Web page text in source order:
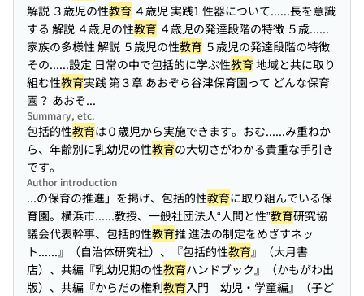
解説 ３歳児の性教育 ４歳児 実践1 性器について......長を意識
する 解説 ４歳児の性教育 ４歳児の発達段階の特徴 ５歳......
家族の多様性 解説 ５歳児の性教育 ５歳児の発達段階の特徴
その......設定 日常の中で包括的に学ぶ性教育地域と共に取り
組む性教育実践 第３章 あおぞら谷津保育園って どんな保育
園？ あおぞ...
Summary, etc.
包括的性教育は０歳児から実施できます。おむ......み重ねか
ら、年齢別に乳幼児の性教育の大切さがわかる貴重な手引き
です。
Author introduction
...の保育の推進」を掲げ、包括的性教育に取り組んでいる保
育園。横浜市......教授、一般社団法人“人間と性”教育研究協
議会代表幹事、包括的性教育推 進法の制定をめざすネッ
ト......』（自治体研究社）、『包括的性教育』（大月書
店）、共編『乳幼児期の性教育ハンドブック』（かもがわ出
版）、共編『からだの権利教育入門 幼児・学童編』（子ど